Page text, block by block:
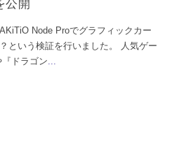
公開
Node Proでグラフィックカー
という検証を行いました。 人気ゲー
ドラゴン...